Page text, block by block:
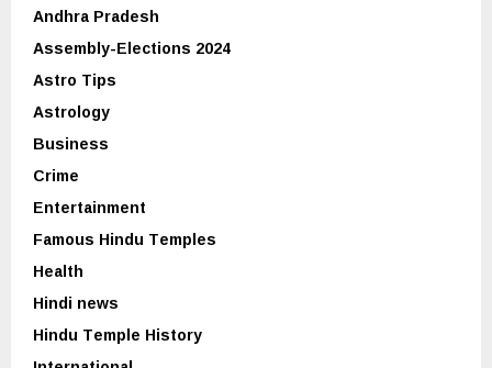
Andhra Pradesh
Assembly-Elections 2024
Astro Tips
Astrology
Business
Crime
Entertainment
Famous Hindu Temples
Health
Hindi news
Hindu Temple History